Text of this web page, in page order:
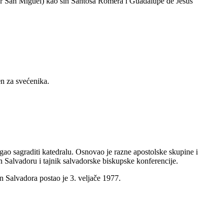
za svećenika.
sagraditi katedralu. Osnovao je razne apostolske skupine i
i tajnik salvadorske biskupske konferencije.
postao je 3. veljače 1977.